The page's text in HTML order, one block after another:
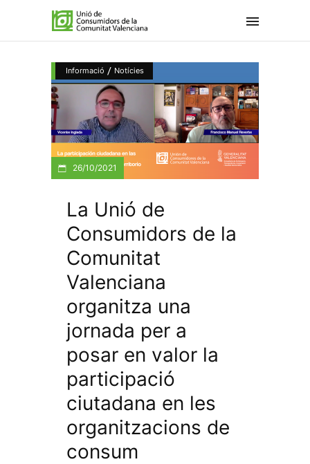
Informació / Notícies
26/10/2021
La Unió de
Consumidors de la
Comunitat
Valenciana
organitza una
jornada per a
posar en valor la
participació
ciutadana en les
organitzacions de
consum